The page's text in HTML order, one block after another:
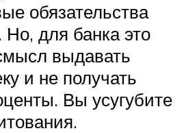
обязательства
для банка это
выдавать
и не получать
Вы усугубите